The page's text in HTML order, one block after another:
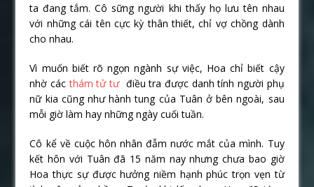
ta đang tắm. Cô sững người khi thấy họ lưu tên nhau
với những cái tên cực kỳ thân thiết, chỉ vợ chồng dành
cho nhau.
Vì muốn biết rõ ngọn ngành sự việc, Hoa chỉ biết cậy
nhờ các thám tử tưđiều tra được danh tính người phụ
nữ kia cũng như hành tung của Tuân ở bên ngoài, sau
mỗi giờ làm hay những ngày cuối tuần.
Cô kể về cuộc hôn nhân đẫm nước mắt của mình. Tuy
kết hôn với Tuân đã 15 năm nay nhưng chưa bao giờ
Hoa thực sự được hưởng niềm hạnh phúc trọn vẹn từ